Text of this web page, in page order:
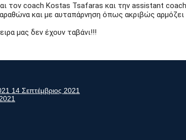
τον coach Kostas Tsafaras και την assistant
και με αυταπάρνηση όπως ακριβώς
μας δεν έχουν ταβάνι!!!
14 Σεπτέμβριος 2021